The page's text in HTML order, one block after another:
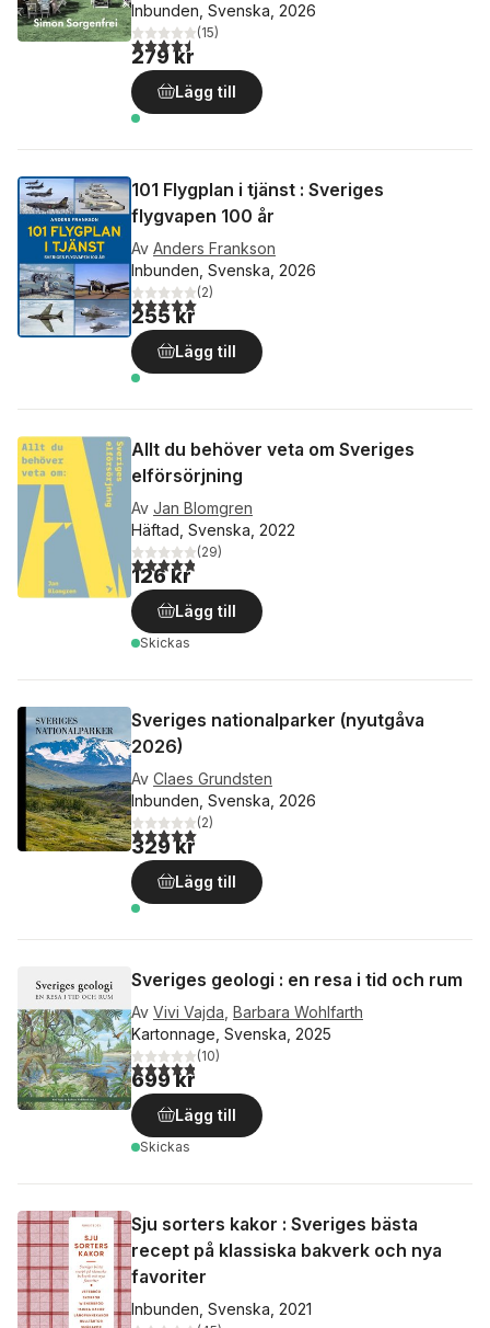
Inbunden, Svenska, 2026
4,5utav 5 stjärnor. Totalt antal röster:
(15)
279 kr
Lägg till
101 Flygplan i tjänst : Sveriges
flygvapen 100 år
Av Anders Frankson
Inbunden, Svenska, 2026
5,0utav 5 stjärnor. Totalt antal röster:
(2)
255 kr
Lägg till
Allt du behöver veta om Sveriges
elförsörjning
Av Jan Blomgren
Häftad, Svenska, 2022
4,8utav 5 stjärnor. Totalt antal röster:
(29)
126 kr
Lägg till
Skickas
Sveriges nationalparker (nyutgåva
2026)
Av Claes Grundsten
Inbunden, Svenska, 2026
5,0utav 5 stjärnor. Totalt antal röster:
(2)
329 kr
Lägg till
Sveriges geologi : en resa i tid och rum
Av Vivi Vajda Barbara Wohlfarth
Kartonnage, Svenska, 2025
4,8utav 5 stjärnor. Totalt antal röster:
(10)
699 kr
Lägg till
Skickas
Sju sorters kakor : Sveriges bästa
recept på klassiska bakverk och nya
favoriter
Inbunden, Svenska, 2021